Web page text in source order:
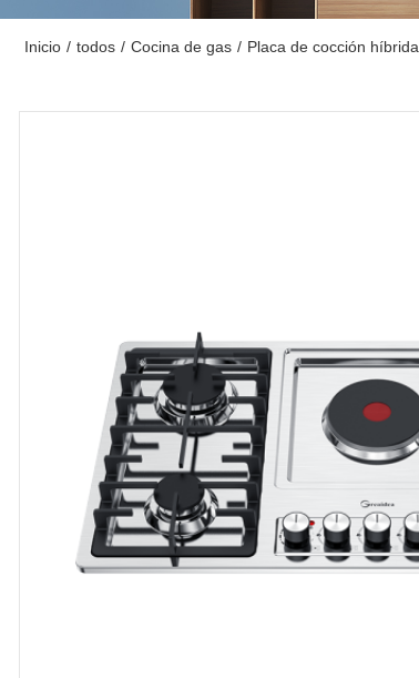
Inicio / todos / Cocina de gas / Placa de cocción híbrida